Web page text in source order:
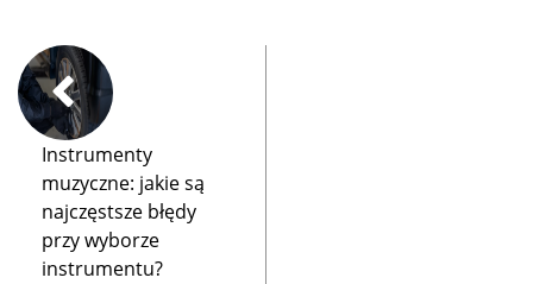
Instrumenty
muzyczne: jakie są
najczęstsze błędy
przy wyborze
instrumentu?